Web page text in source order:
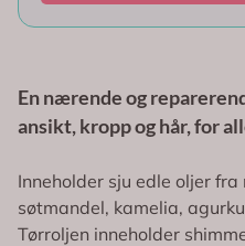
En nærende og
ansikt, kropp og hår, for
Inneholder sju edle oljer
søtmandel, kamelia,
Tørroljen inneholder